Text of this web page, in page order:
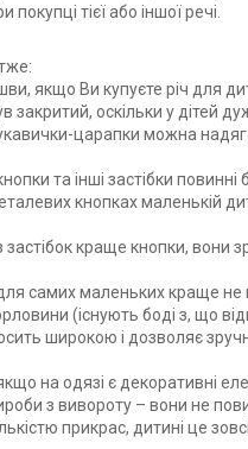
покупці тієї або іншої речі.
якщо Ви купуєте річ для
закритий, оскільки у дітей
царапки можна
та інші застібки
кнопках маленькій
застібок краще кнопки, вони
самих маленьких краще
(існують боді з, що
широкою і дозволяє
на одязі є декоративні
з вивороту – вони не
прикрас, дитині це